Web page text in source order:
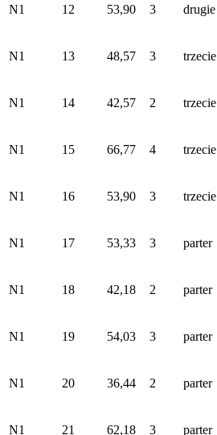
N1 12 53,90 3 drugie
N1 13 48,57 3 trzecie
N1 14 42,57 2 trzecie
N1 15 66,77 4 trzecie
N1 16 53,90 3 trzecie
N1 17 53,33 3 parter
N1 18 42,18 2 parter
N1 19 54,03 3 parter
N1 20 36,44 2 parter
N1 21 62,18 3 parter